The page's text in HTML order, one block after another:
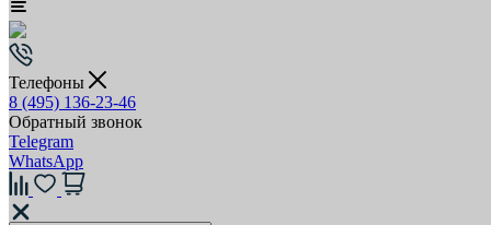
Телефоны
8 (495) 136-23-46
Обратный звонок
Telegram
WhatsApp